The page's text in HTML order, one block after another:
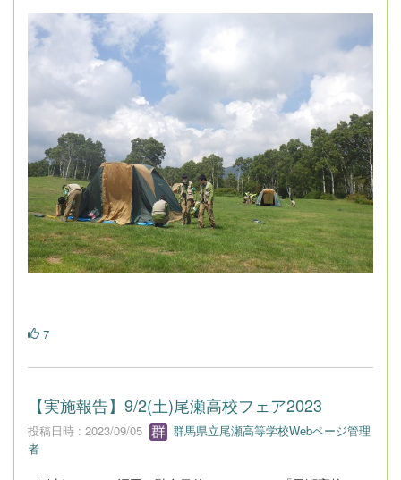
7
【実施報告】9/2(土)尾瀬高校フェア2023
投稿日時 : 2023/09/05
群馬県立尾瀬高等学校Webページ管理
者